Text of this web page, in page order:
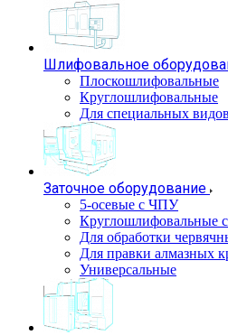
Шлифовальное
Плоскошлифовальные
Круглошлифовальные
Для специальных
Заточное оборудование
5-осевые с ЧПУ
Круглошлифовальные
Для обработки
Для правки алмазных
Универсальные